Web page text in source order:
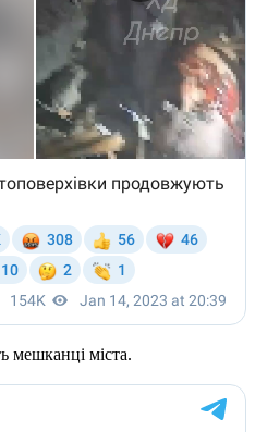
мешканці міста.